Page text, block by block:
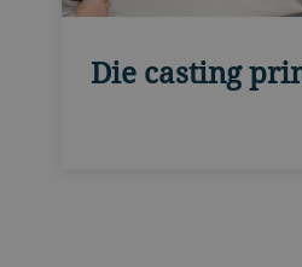
Die casting